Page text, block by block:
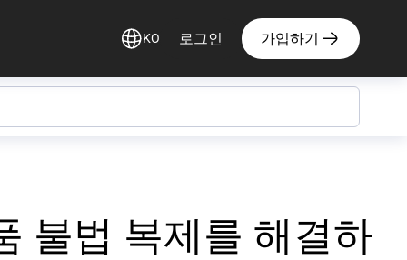
KO 로그인 가입하기
불법 복제를 해결하